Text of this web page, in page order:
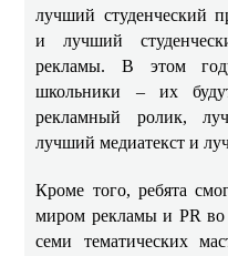
лучший студенческий
и лучший
рекламы. В этом
школьники – их
рекламный ролик,
лучший медиатекст и
Кроме того, ребята
миром рекламы и PR во
семи тематических